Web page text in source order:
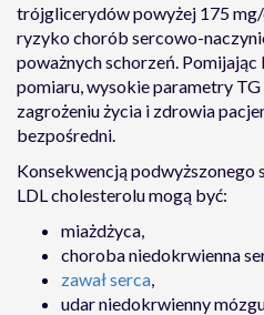
trójglicerydów powyżej 175
ryzyko chorób sercowo-
poważnych schorzeń.
pomiaru, wysokie parametry
zagrożeniu życia i zdrowia
bezpośredni.
Konsekwencją podwyższonego
LDL cholesterolu mogą być:
miażdżyca,
choroba niedokrwienna
zawał serca,
udar niedokrwienny